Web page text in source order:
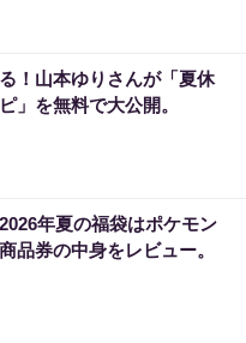
！山本ゆりさんが「夏休
」を無料で大公開。
年夏の福袋はポケモン
品券の中身をレビュー。